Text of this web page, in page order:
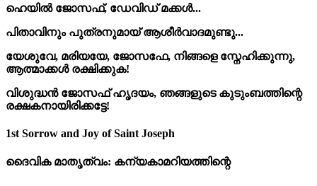
ഹെയിൽ ജോസഫ്, ഡേവിഡ് മക്കൾ...
പിതാവിനും പുത്രനുമായ് ആശീർവാദമുണ്ടു...
യേശുവേ, മരിയയേ, ജോസഫേ, നിങ്ങളെ സ്നേഹിക്കുന്നു,
ആത്മാക്കൾ രക്ഷിക്കുക!
വിശുദ്ധൻ ജോസഫ് ഹൃദയം, ഞങ്ങളുടെ കുടുംബത്തിന്റെ
രക്ഷകനായിരിക്കട്ടേ!
1st Sorrow and Joy of Saint Joseph
ദൈവിക മാതൃത്വം: കന്യകാമറിയത്തിന്റെ